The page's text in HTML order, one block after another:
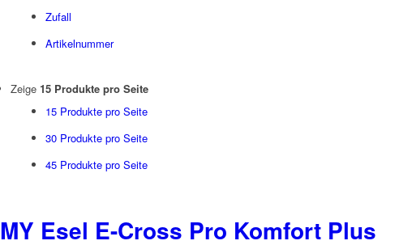
Zufall
Artikelnummer
Zeige 15 Produkte pro Seite
15 Produkte pro Seite
30 Produkte pro Seite
45 Produkte pro Seite
MY Esel E-Cross Pro Komfort Plus